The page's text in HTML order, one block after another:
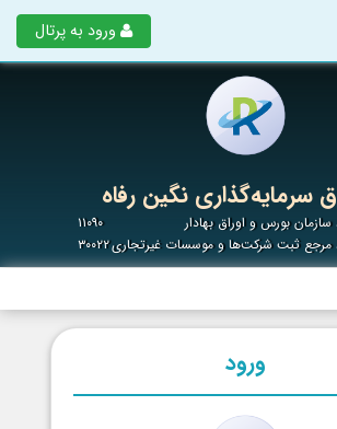
ورود به پرتال
سرمایه‌گذاری نگین رفاه
بورس و اوراق بهادار
۱۱۰۹۰
مرجع ثبت شرکت‌ها و موسسات غیرتجاری۳۰۰۲۲
ورود